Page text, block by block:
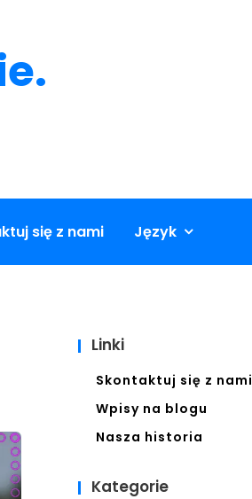
się z nami Język
Linki
Skontaktuj się z nami
Wpisy na blogu
Nasza historia
Kategorie